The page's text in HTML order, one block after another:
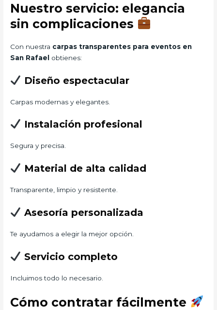
Nuestro servicio: elegancia
sin complicaciones
Con nuestra carpas transparentes para eventos en
San Rafael obtienes:
Diseño espectacular
Carpas modernas y elegantes.
Instalación profesional
Segura y precisa.
Material de alta calidad
Transparente, limpio y resistente.
Asesoría personalizada
Te ayudamos a elegir la mejor opción.
Servicio completo
Incluimos todo lo necesario.
Cómo contratar fácilmente